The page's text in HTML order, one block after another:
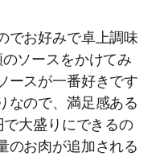
でお好みで卓上調味
ソースをかけてみ
ースが一番好きです
なので、満足感ある
大盛りにできるの
のお肉が追加される